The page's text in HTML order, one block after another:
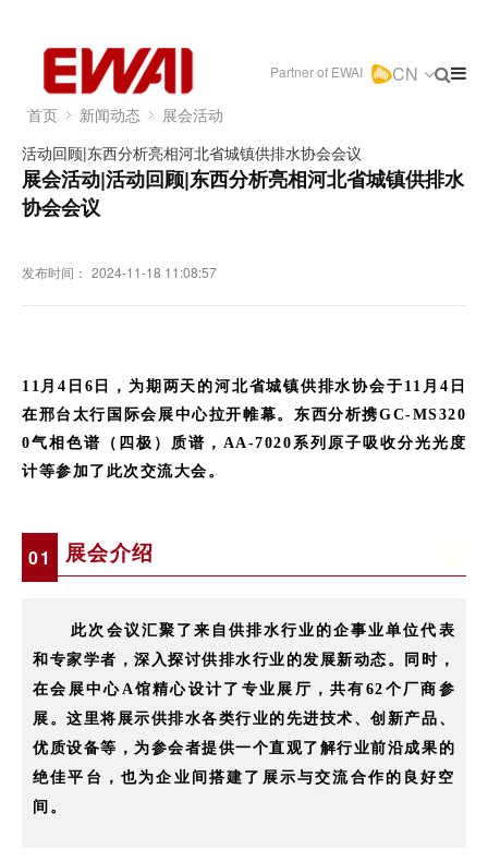
Partner of EWAI CN
首页 新闻动态
展会活动
活动回顾|东西分析亮相河北省城镇供排水协会会议
展会活动|活动回顾|东西分析亮相河北省城镇供排水
协会会议
发布时间： 2024-11-18 11:08:57
11月4日6日，为期两天的河北省城镇供排水协会于 11 月 4 日
在邢台太行国际会展中心拉开帷幕。东西分析携GC-MS320
0气相色谱（四极）质谱， AA-7020系列原子吸收分光光度
计等参加了此次交流大会。
01 展会介绍
此次会议汇聚了来自供排水行业的企事业单位代表
和专家学者，深入探讨供排水行业的发展新动态。同时，
在会展中心A馆精心设计了专业展厅，共有62个厂商参
展。这里将展示供排水各类行业的先进技术、创新产品、
优质设备等，为参会者提供一个直观了解行业前沿成果的
绝佳平台，也为企业间搭建了展示与交流合作的良好空
间。